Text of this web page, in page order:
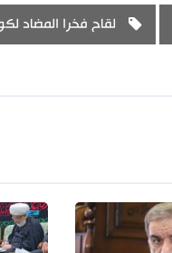
لقاح فخرا المضاد